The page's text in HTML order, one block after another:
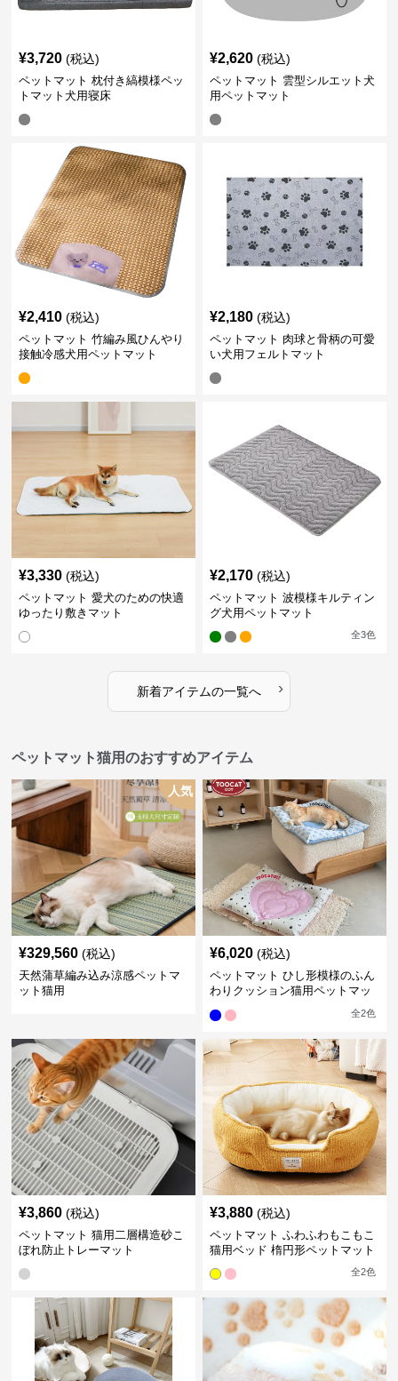
¥3,720 (税込)
ペットマット 枕付き縞模様ペッ
トマット犬用寝床
¥2,620 (税込)
ペットマット 雲型シルエット犬
用ペットマット
¥2,410 (税込)
ペットマット 竹編み風ひんやり
接触冷感犬用ペットマット
¥2,180 (税込)
ペットマット 肉球と骨柄の可愛
い犬用フェルトマット
¥3,330 (税込)
ペットマット 愛犬のための快適
ゆったり敷きマット
¥2,170 (税込)
ペットマット 波模様キルティン
グ犬用ペットマット
全3色
新着アイテムの一覧へ ›
ペットマット猫用のおすすめアイテム
人気
¥329,560 (税込)
天然蒲草編み込み涼感ペットマ
ット猫用
¥6,020 (税込)
ペットマット ひし形模様のふん
わりクッション猫用ペットマッ
全2色
¥3,860 (税込)
ペットマット 猫用二層構造砂こ
ぼれ防止トレーマット
¥3,880 (税込)
ペットマット ふわふわもこもこ
猫用ベッド 楕円形ペットマット
全2色